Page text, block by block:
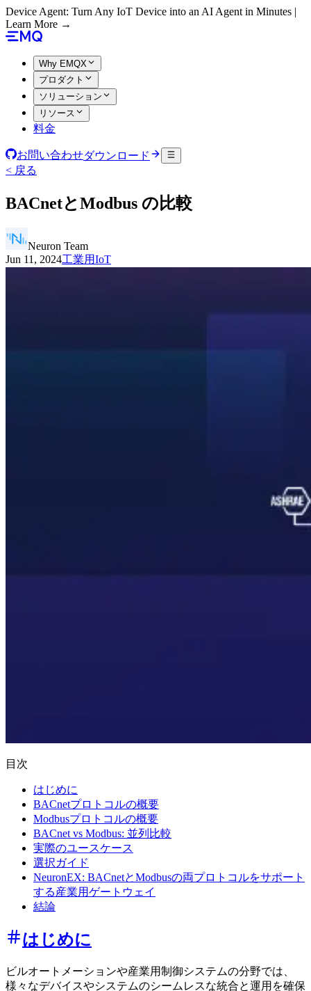
Device Agent: Turn Any IoT Device into an AI Agent in Minutes |
Learn More →
Why EMQX
プロダクト
ソリューション
リソース
料金
お問い合わせダウンロード
< 戻る
BACnetとModbus の比較
Neuron Team
Jun 11, 2024工業用IoT
目次
はじめに
BACnetプロトコルの概要
Modbusプロトコルの概要
BACnet vs Modbus: 並列比較
実際のユースケース
選択ガイド
NeuronEX: BACnetとModbusの両プロトコルをサポート
する産業用ゲートウェイ
結論
はじめに
ビルオートメーションや産業用制御システムの分野では、
様々なデバイスやシステムのシームレスな統合と運用を確保